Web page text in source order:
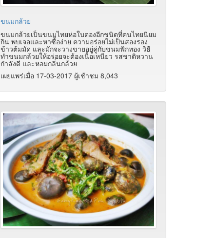
ขนมกล้วย
ขนมกล้วยเป็นขนมไทยห่อใบตองอีกชนิดที่คนไทยนิยม
กิน พบเจอและหาซื้อง่าย ความอร่อยไม่เป็นสองรอง
ข้าวต้มมัด และมักจะวางขายอยู่คู่กับขนมฟักทอง วิธี
ทำขนมกล้วยให้อร่อยจะต้องเนื้อเหนียว รสชาติหวาน
กำลังดี และหอมกลิ่นกล้วย
เผยแพร่เมื่อ 17-03-2017 ผู้เช้าชม 8,043